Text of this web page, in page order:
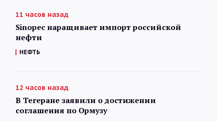
11 часов назад
Sinopec наращивает импорт российской
нефти
НЕФТЬ
12 часов назад
В Тегеране заявили о достижении
соглашения по Ормузу